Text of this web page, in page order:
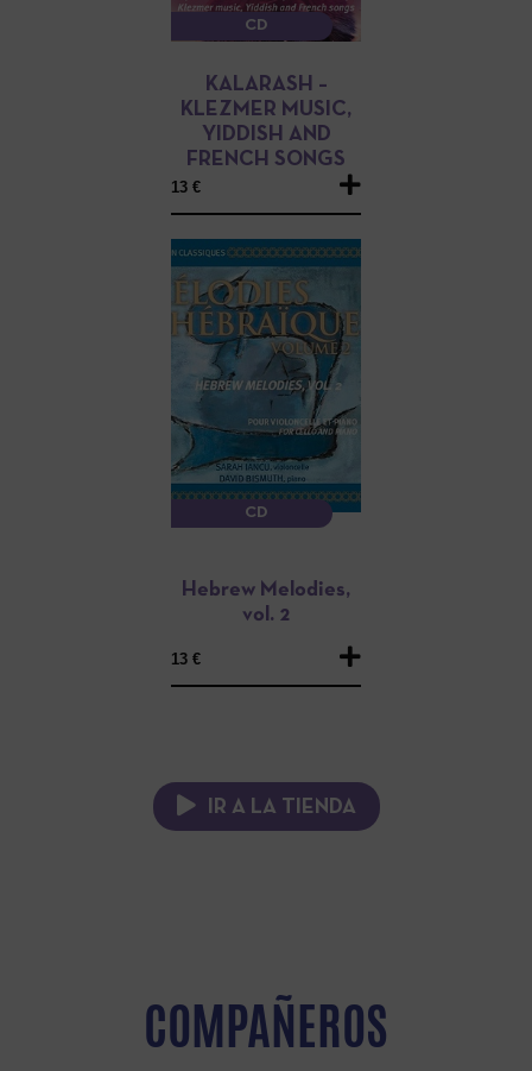
CD
KALARASH –
KLEZMER MUSIC,
YIDDISH AND
FRENCH SONGS
13 €
CD
Hebrew Melodies,
vol. 2
13 €
IR A LA TIENDA
COMPAÑEROS